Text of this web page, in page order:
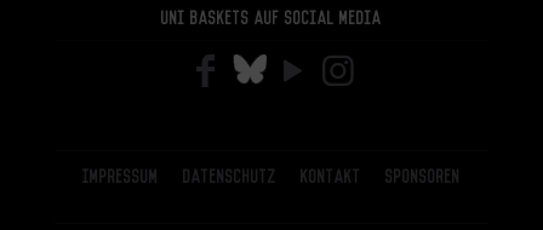
Uni Baskets auf Social Media
Impressum Datenschutz Kontakt Sponsoren